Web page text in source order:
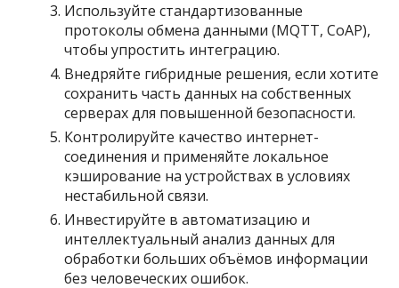
Используйте стандартизованные
протоколы обмена данными (MQTT, CoAP),
чтобы упростить интеграцию.
Внедряйте гибридные решения, если хотите
сохранить часть данных на собственных
серверах для повышенной безопасности.
Контролируйте качество интернет-
соединения и применяйте локальное
кэширование на устройствах в условиях
нестабильной связи.
Инвестируйте в автоматизацию и
интеллектуальный анализ данных для
обработки больших объёмов информации
без человеческих ошибок.